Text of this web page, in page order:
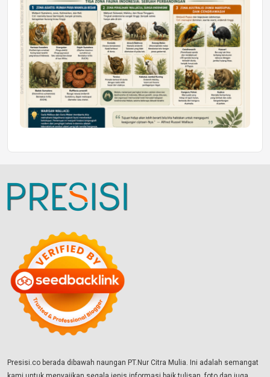
Presisi.co berada dibawah naungan PT.Nur Citra Mulia. Ini adalah semangat